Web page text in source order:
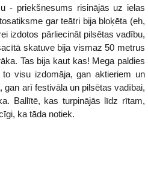
- priekšnesums risinājās uz ielas
gar teātri bija bloķēta (eh,
izdotos pārliecināt pilsētas vadību,
skatuve bija vismaz 50 metrus
Tas bija kaut kas! Mega paldies
visu izdomāja, gan aktieriem un
gan arī festivāla un pilsētas vadībai,
Ballītē, kas turpinājās līdz rītam,
ka tāda notiek.